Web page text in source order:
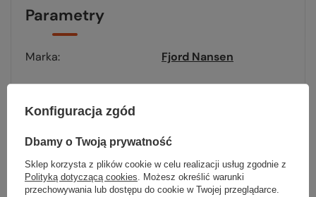
Parametry
Marka Fjord Nansen
Kod EAN
5908221353255
Konfiguracja zgód
Dbamy o Twoją prywatność
Sklep korzysta z plików cookie w celu realizacji usług zgodnie z
Polityką dotyczącą cookies . Możesz określić warunki
przechowywania lub dostępu do cookie w Twojej przeglądarce.